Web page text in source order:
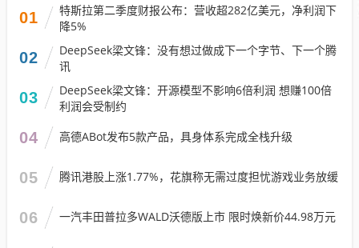
01
特斯拉第二季度财报公布：营收超282亿美元，净利润下
降5%
02
DeepSeek梁文锋：没有想过做成下一个字节、下一个腾
讯
03
DeepSeek梁文锋：开源模型不影响6倍利润 想赚100倍
利润会受制约
04 高德ABot发布5款产品，具身体系完成全栈升级
05 腾讯港股上涨1.77%，花旗称无需过度担忧游戏业务放缓
06 一汽丰田普拉多WALD沃德版上市 限时焕新价44.98万元